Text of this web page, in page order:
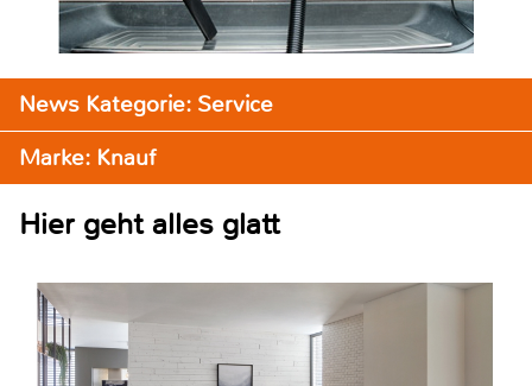
News Kategorie: Service
Marke: Knauf
Hier geht alles glatt